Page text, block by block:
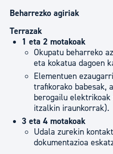
Beharrezko agiriak
Terrazak
1 eta 2 motakoak
Okupatu beharreko
eta kokatua dagoen
Elementuen
trafikorako babesak,
berogailu
itzalkin iraunkorrak).
3 eta 4 motakoak
Udala zurekin
dokumentazioa